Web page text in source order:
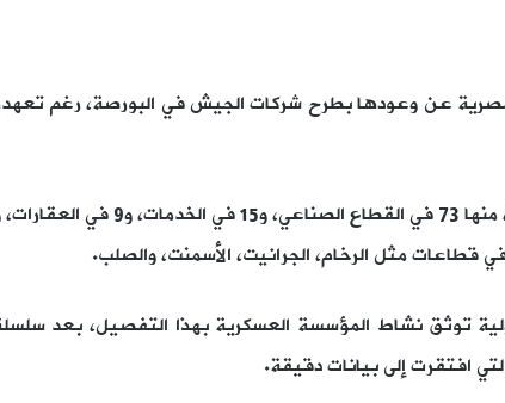
عن وعودها بطرح شركات الجيش في البورصة، رغم
توثق نشاط المؤسسة العسكرية بهذا التفصيل، بعد
افتقرت إلى بيانات دقيقة.